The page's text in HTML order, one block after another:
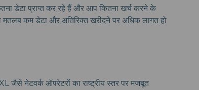
डेटा प्राप्त कर रहे हैं और आप कितना खर्च करने के
कम डेटा और अतिरिक्त खरीदने पर अधिक लागत हो
जैसे नेटवर्क ऑपरेटरों का राष्ट्रीय स्तर पर मजबूत